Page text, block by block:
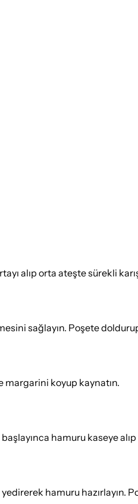
alıp orta ateşte sürekli
sağlayın. Poşete
margarini koyup kaynatın.
hamuru kaseye alıp
hamuru hazırlayın.